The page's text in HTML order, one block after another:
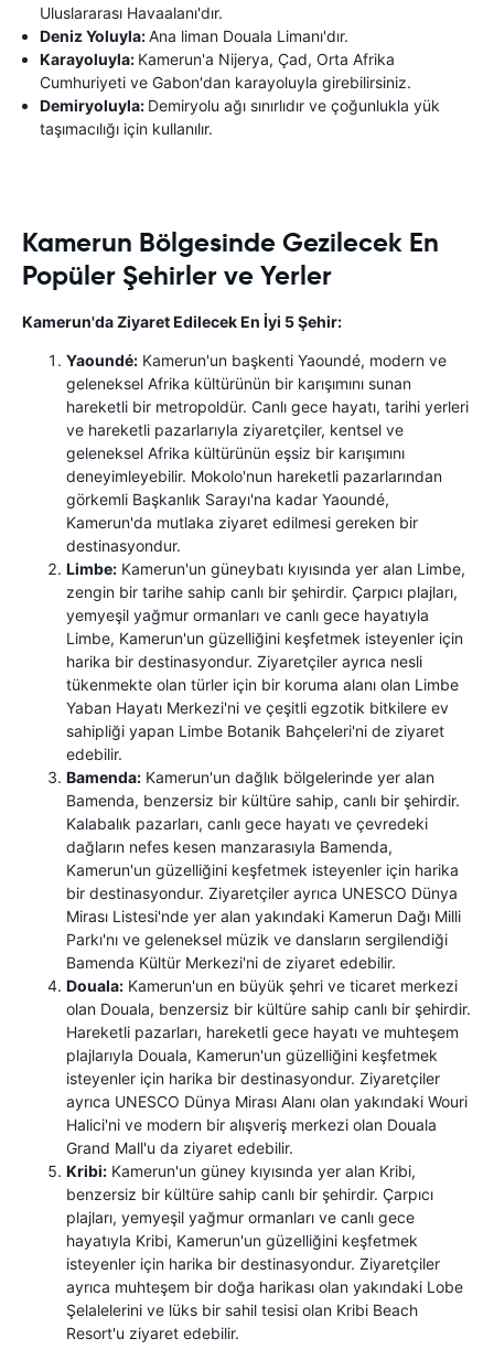
Uluslararası Havaalanı'dır.
Deniz Yoluyla:Ana liman Douala Limanı'dır.
Karayoluyla: Kamerun'a Nijerya, Çad, Orta Afrika
Cumhuriyeti ve Gabon'dan karayoluyla girebilirsiniz.
Demiryoluyla: Demiryolu ağı sınırlıdır ve çoğunlukla yük
taşımacılığı için kullanılır.
Kamerun Bölgesinde Gezilecek En
Popüler Şehirler ve Yerler
Kamerun'da Ziyaret Edilecek En İyi 5 Şehir:
Yaoundé: Kamerun'un başkenti Yaoundé, modern ve
geleneksel Afrika kültürünün bir karışımını sunan
hareketli bir metropoldür. Canlı gece hayatı, tarihi yerleri
ve hareketli pazarlarıyla ziyaretçiler, kentsel ve
geleneksel Afrika kültürünün eşsiz bir karışımını
deneyimleyebilir. Mokolo'nun hareketli pazarlarından
görkemli Başkanlık Sarayı'na kadar Yaoundé,
Kamerun'da mutlaka ziyaret edilmesi gereken bir
destinasyondur.
Limbe: Kamerun'un güneybatı kıyısında yer alan Limbe,
zengin bir tarihe sahip canlı bir şehirdir. Çarpıcı plajları,
yemyeşil yağmur ormanları ve canlı gece hayatıyla
Limbe, Kamerun'un güzelliğini keşfetmek isteyenler için
harika bir destinasyondur. Ziyaretçiler ayrıca nesli
tükenmekte olan türler için bir koruma alanı olan Limbe
Yaban Hayatı Merkezi'ni ve çeşitli egzotik bitkilere ev
sahipliği yapan Limbe Botanik Bahçeleri'ni de ziyaret
edebilir.
Bamenda: Kamerun'un dağlık bölgelerinde yer alan
Bamenda, benzersiz bir kültüre sahip, canlı bir şehirdir.
Kalabalık pazarları, canlı gece hayatı ve çevredeki
dağların nefes kesen manzarasıyla Bamenda,
Kamerun'un güzelliğini keşfetmek isteyenler için harika
bir destinasyondur. Ziyaretçiler ayrıca UNESCO Dünya
Mirası Listesi'nde yer alan yakındaki Kamerun Dağı Milli
Parkı'nı ve geleneksel müzik ve dansların sergilendiği
Bamenda Kültür Merkezi'ni de ziyaret edebilir.
Douala: Kamerun'un en büyük şehri ve ticaret merkezi
olan Douala, benzersiz bir kültüre sahip canlı bir şehirdir.
Hareketli pazarları, hareketli gece hayatı ve muhteşem
plajlarıyla Douala, Kamerun'un güzelliğini keşfetmek
isteyenler için harika bir destinasyondur. Ziyaretçiler
ayrıca UNESCO Dünya Mirası Alanı olan yakındaki Wouri
Halici'ni ve modern bir alışveriş merkezi olan Douala
Grand Mall'u da ziyaret edebilir.
Kribi: Kamerun'un güney kıyısında yer alan Kribi,
benzersiz bir kültüre sahip canlı bir şehirdir. Çarpıcı
plajları, yemyeşil yağmur ormanları ve canlı gece
hayatıyla Kribi, Kamerun'un güzelliğini keşfetmek
isteyenler için harika bir destinasyondur. Ziyaretçiler
ayrıca muhteşem bir doğa harikası olan yakındaki Lobe
Şelalelerini ve lüks bir sahil tesisi olan Kribi Beach
Resort'u ziyaret edebilir.